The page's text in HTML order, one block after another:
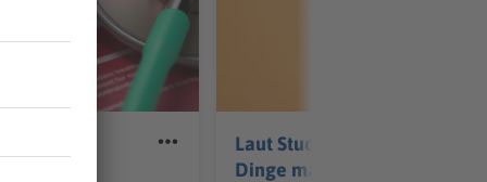
Laut Studien: Diese
Dinge machen wohl